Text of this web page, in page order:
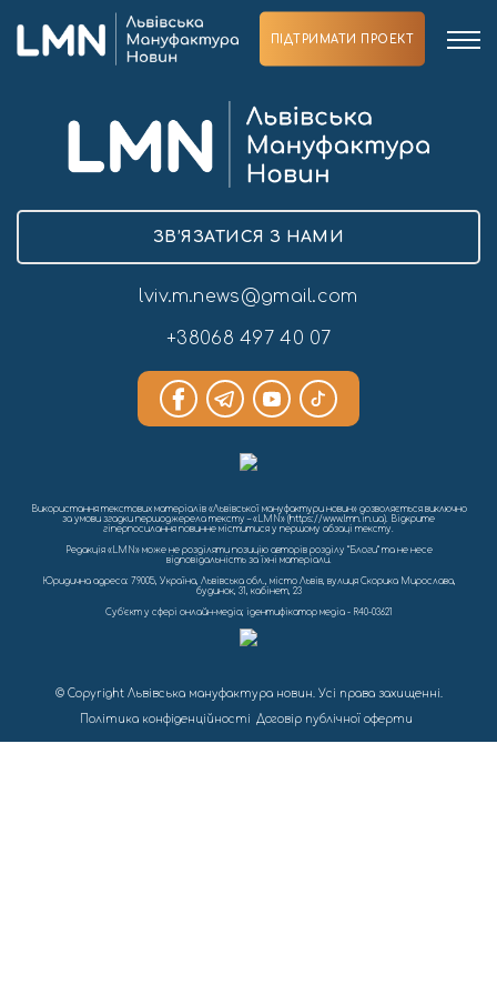
ПІДТРИМАТИ ПРОЕКТ
ЗВ’ЯЗАТИСЯ З НАМИ
lviv.m.news@gmail.com
+38068 497 40 07
Використання текстових матеріалів «Львівської мануфактури новин» дозволяється виключно
за умови згадки першоджерела тексту – «LMN» (https://www.lmn.in.ua). Відкрите
гіперпосилання повинне міститися у першому абзаці тексту.
Редакція «LMN» може не розділяти позицію авторів розділу “Блоги” та не несе
відповідальність за їхні матеріали.
Юридична адреса: 79005, Україна, Львівська обл., місто Львів, вулиця Скорика Мирослава,
будинок, 31, кабінет, 23
Cуб'єкт у сфері онлайн-медіа; ідентифікатор медіа - R40-03621
© Copyright Львівська мануфактура новин. Усі права захищенні.
Політика конфіденційності Договір публічної оферти